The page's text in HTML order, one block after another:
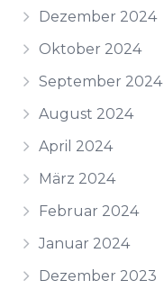
Dezember 2024
Oktober 2024
September 2024
August 2024
April 2024
März 2024
Februar 2024
Januar 2024
Dezember 2023